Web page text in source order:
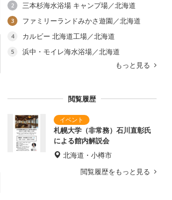
2 三本杉海水浴場 キャンプ場／北海道
3 ファミリーランドみかさ遊園／北海道
4 カルビー 北海道工場／北海道
5
浜中・モイレ海水浴場／北海道
もっと見る
閲覧履歴
札幌大学（非常務）石川直彰氏
による館内解説会
北海道・小樽市
閲覧履歴をもっと見る